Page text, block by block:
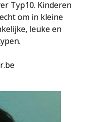
Typ10. Kinderen
om in kleine
leuke en